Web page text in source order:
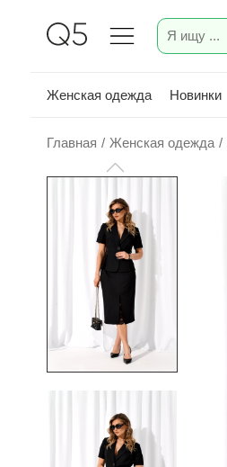
Женская одежда Новинки
Главная / Женская одежда /